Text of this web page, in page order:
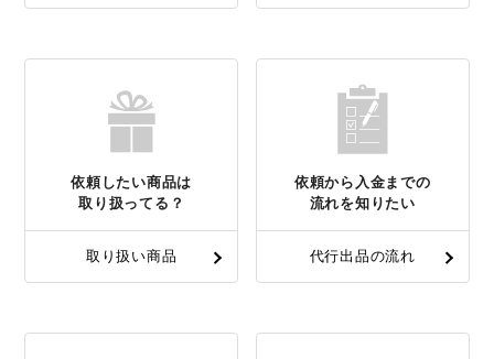
依頼したい商品は
取り扱ってる？
取り扱い商品
依頼から入金までの
流れを知りたい
代行出品の流れ